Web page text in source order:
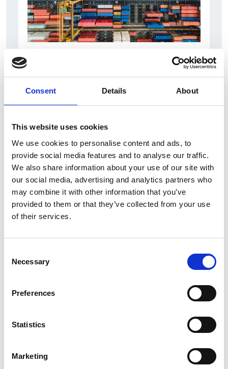
Consent Details About
This website uses cookies
We use cookies to personalise content and ads, to
provide social media features and to analyse our traffic.
We also share information about your use of our site with
our social media, advertising and analytics partners who
may combine it with other information that you’ve
provided to them or that they’ve collected from your use
of their services.
Selection
Necessary
Preferences
Statistics
Marketing
L’interscambio Italia – Repubblica ha superato
Interviste
Overview Economica
Repubblica Ceca
Accelera la ripresa dell’industria nel corso del